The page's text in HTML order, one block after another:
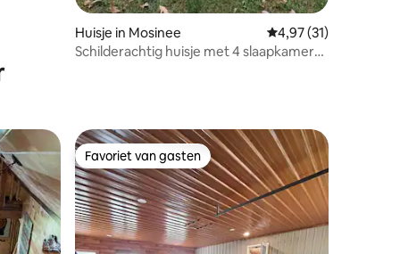
Huisje in Mosinee Gemiddelde
4,97 (31)
Schilderachtig huisje met 4 slaapkamers
Favoriet van gasten
Favoriet van gasten